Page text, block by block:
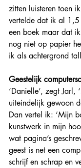
zitten luisteren toen
vertelde dat ik al
een boek maar dat
nog niet op papier
ik als achtergrond
Geestelijk
‘Danielle’, zegt Jarl,
uiteindelijk gewoon
Dan vertel ik: ‘Mijn
kunstwerk in mijn
wat pagina’s
geest is net een
schrijf en schrap en